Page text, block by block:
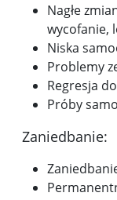
Nagłe
wycofanie,
Niska
Problemy
Regresja
Próby
Zaniedbanie: